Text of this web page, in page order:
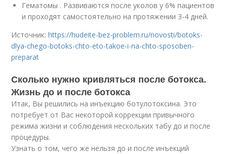
Гематомы . Развиваются после уколов у 6% пациентов
и проходят самостоятельно на протяжении 3-4 дней.
Источник:https://hudeite-bez-problem.ru/novosti/botoks-
dlya-chego-botoks-chto-eto-takoe-i-na-chto-sposoben-
preparat
Сколько нужно кривляться после ботокса.
Жизнь до и после ботокса
Итак, Вы решились на инъекцию ботулотоксина. Это
потребует от Вас некоторой коррекции привычного
режима жизни и соблюдения нескольких табу до и после
процедуры.
Узнать о том, чего же нельзя до и после инъекций